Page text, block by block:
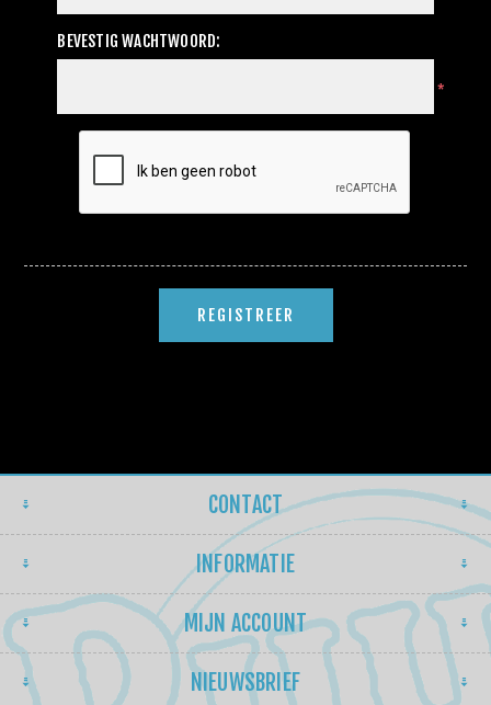
BEVESTIG WACHTWOORD:
*
CONTACT
INFORMATIE
MIJN ACCOUNT
NIEUWSBRIEF